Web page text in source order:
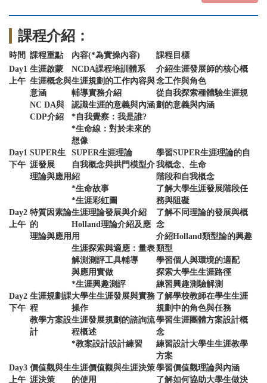
課程介紹：
時間 課程重點 內容(*為實操內容)
課程目標
Day1
上午
生涯啟蒙
生涯概念與
意涵
NC DA與
CDP介紹
NCDA課程培訓體系
生涯規劃的工作內容與
輔導實務介紹
認識生涯的意義與內涵
*自我覺察：我是誰?
*生命線：對於未來的
想像
介紹生涯發展師的核心概
念工作與角色
從自我探索種體驗生涯規
劃的意義與內涵
Day1
下午
SUPER生
涯發展
理論與應用
SUPER生涯理論
自我概念與拱門模型介
紹
*生命故事
*生涯彩虹圖
學習SUPER生涯理論的自
我概念、生命
階段和自我概念
了解大學生涯發展階段任
務與阻礙
Day2
上午
特質因素論
的
理論與應用
生涯理論發展與介紹
Holland理論介紹及應
用
生涯探索與適應：量表
解測測評工具輔導
與應用實做
*生涯興趣測評
了解不同理論的發展與概
念
介紹Holland類型論的興趣
類型
學習個人與環境的適配
探索大學生生涯路徑
練習興趣測驗解測
Day2
下午
生涯規劃課
程
教學方案設
計
大學生生涯發展與實務
操作
生涯發展規劃的諮詢流
程概述
*教案設計設計練習
了解學校教師在學生生涯
規劃中的角色與任務
學習生涯團體方案設計概
念
練習設計大學生生涯教學
方案
Day3
上午
價值觀與生
涯決策
生涯價值觀與生涯決策
的使用
學習價值觀理論與內涵
了解如何協助大學生做決